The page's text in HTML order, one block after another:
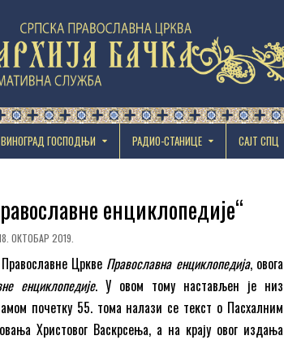
ВИНОГРАД ГОСПОДЊИ РАДИО-СТАНИЦЕ САЈТ СПЦ
енциклопедије“
ОКТОБАР 2019.
Цркве Православна енциклопедија, овога
енциклопедије. У овом тому настављен је низ
почетку 55. тома налази се текст о Пасхалним
Христовог Васкрсења, а на крају овог издања